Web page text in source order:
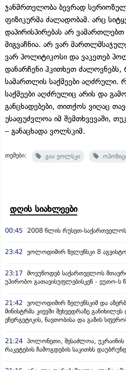
ჯანმრთელობა ბევრად
ფიზიკურმა ძალადობამ. არც
დაპირისპირებას არ
მიგვაჩნია. არ ვარ
ვარ პოლიტიკოსი და ვაკეთებ
დანარჩენი ჰკითხეთ
სამართლის საქმეები აღძრული.
საქმეები აღძრულიც არის და
განცხადებები, თითქოს ვიღაც
უსაფუძვლოა იმ შემთხვევაში,
– განაცხადა ვოლსკიმ.
თემები: გია ვოლსკი
დღის სიახლეები
00:45 2008 წლის რუსეთ-
23:42 ვოლოდიმირ ზელენსკი 8
23:17 მოვუწოდებ საქართველოს
უპირობო გათავისუფლებისკენ - ეუთო-ს
21:42
ვოლოდიმირ ზელენსკიმ და
მინისტრმა კიევში შეხვედრაზე
ენერგეტიკის, ნავთობისა და გაზის
21:24 პოლონეთი, შესაძლოა, უკრაინის
რაკეტების ჩამოგდების საკითხს